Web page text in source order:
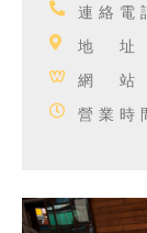
連絡電
地址
網站
營業時